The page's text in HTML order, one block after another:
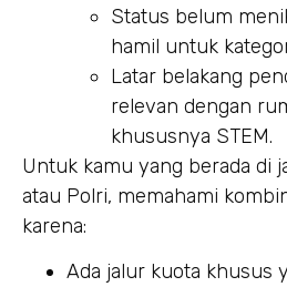
Status belum
hamil untuk
Latar belakang
relevan dengan
khususnya STEM.
Untuk kamu yang berada di
atau Polri, memahami
karena:
Ada jalur kuota khusus